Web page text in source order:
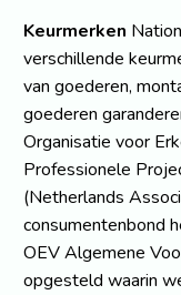
Keurmerken
verschillende
van goederen,
goederen
Organisatie voor
Professionele
(Netherlands
consumentenbond
OEV Algemene
opgesteld waarin